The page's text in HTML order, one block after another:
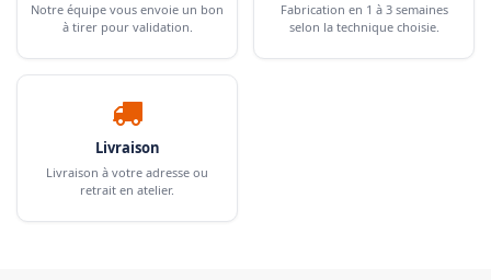
Notre équipe vous envoie un bon
à tirer pour validation.
Fabrication en 1 à 3 semaines
selon la technique choisie.
Livraison
Livraison à votre adresse ou
retrait en atelier.